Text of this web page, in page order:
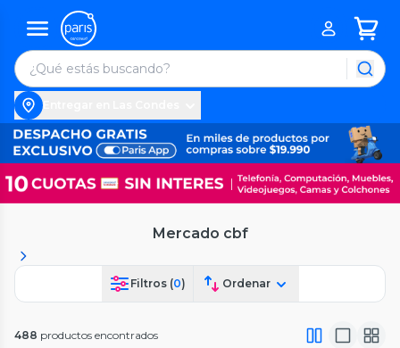
Mercado cbf
Filtros (0) Ordenar
488 productos encontrados